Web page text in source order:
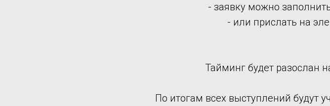
- заявку можно
- или прислать на
Тайминг будет разослан
По итогам всех выступлений